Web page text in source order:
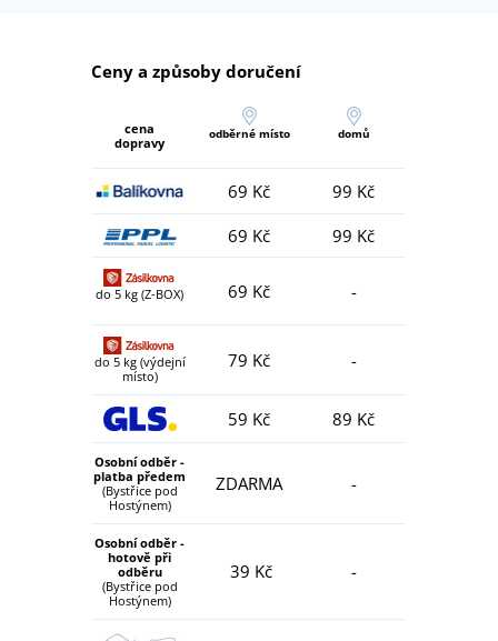
Ceny a způsoby doručení
cena
dopravy
odběrné místo domů
69 Kč
99 Kč
69 Kč
99 Kč
do 5 kg (Z-BOX) 69 Kč -
do 5 kg (výdejní
místo)
79 Kč -
59 Kč 89 Kč
Osobní odběr -
platba předem
(Bystřice pod
Hostýnem)
ZDARMA -
Osobní odběr -
hotově při
odběru
(Bystřice pod
Hostýnem)
39 Kč -